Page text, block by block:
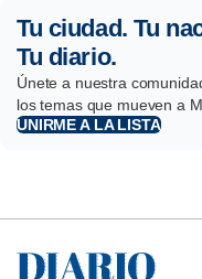
Tu ciudad. Tu
Tu diario.
Únete a nuestra
los temas que mueven a
UNIRME A LA LISTA